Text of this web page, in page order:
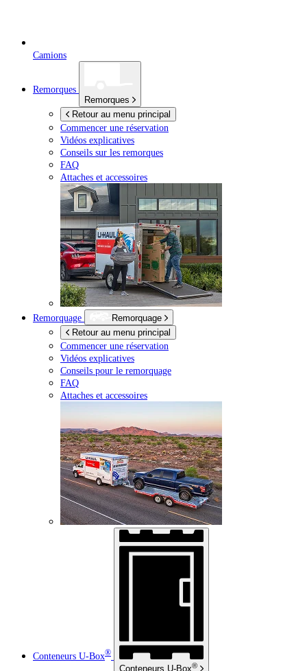
Camions
Remorques
Remorques
Retour au menu principal
Commencer une réservation
Vidéos explicatives
Conseils sur les remorques
FAQ
Attaches et accessoires
Remorquage
Remorquage
Retour au menu principal
Commencer une réservation
Vidéos explicatives
Conseils pour le remorquage
FAQ
Attaches et accessoires
Conteneurs U-Box®
Conteneurs U-Box®